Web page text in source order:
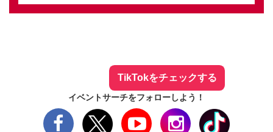
TikTokをチェックする
イベントサーチをフォローしよう！